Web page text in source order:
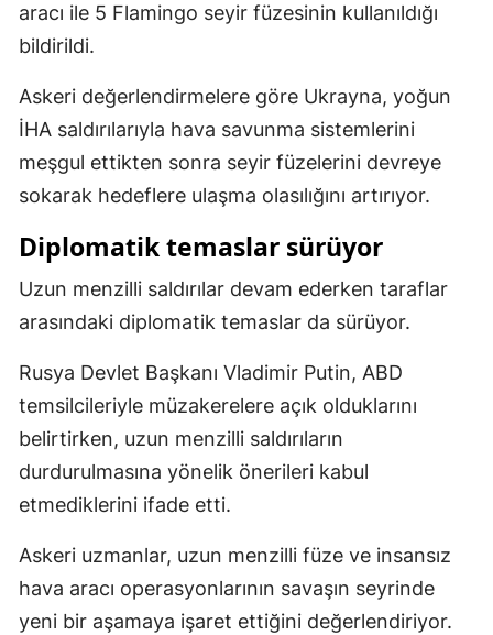
Tokat
Tunceli
Şanlıurfa
Uşak
Van
Yozgat
Bayburt
Karaman
Şırnak
aracı ile 5 Flamingo seyir füzesinin kullanıldığı
bildirildi.
Askeri değerlendirmelere göre Ukrayna, yoğun
İHA saldırılarıyla hava savunma sistemlerini
meşgul ettikten sonra seyir füzelerini devreye
sokarak hedeflere ulaşma olasılığını artırıyor.
Diplomatik temaslar sürüyor
Uzun menzilli saldırılar devam ederken taraflar
arasındaki diplomatik temaslar da sürüyor.
Rusya Devlet Başkanı Vladimir Putin, ABD
temsilcileriyle müzakerelere açık olduklarını
belirtirken, uzun menzilli saldırıların
durdurulmasına yönelik önerileri kabul
etmediklerini ifade etti.
Askeri uzmanlar, uzun menzilli füze ve insansız
hava aracı operasyonlarının savaşın seyrinde
yeni bir aşamaya işaret ettiğini değerlendiriyor.